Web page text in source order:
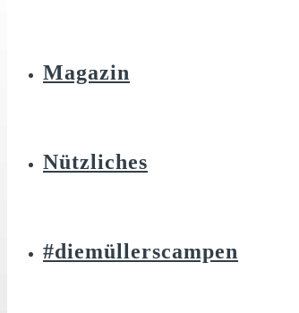
Magazin
Nützliches
#diemüllerscampen